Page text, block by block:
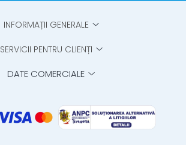
INFORMAȚII GENERALE
SERVICII PENTRU CLIENȚI
DATE COMERCIALE